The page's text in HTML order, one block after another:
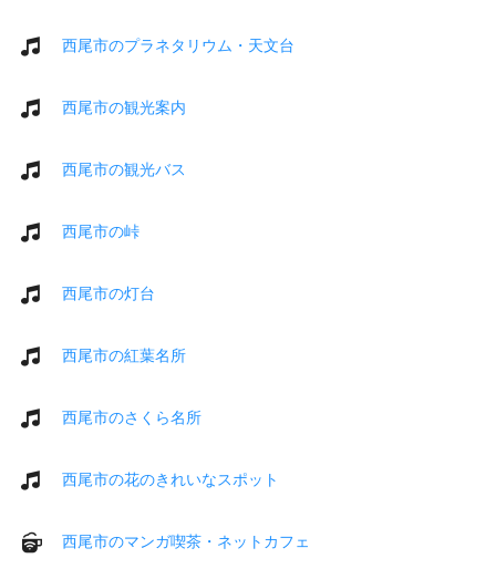
西尾市のプラネタリウム・天文台
西尾市の観光案内
西尾市の観光バス
西尾市の峠
西尾市の灯台
西尾市の紅葉名所
西尾市のさくら名所
西尾市の花のきれいなスポット
西尾市のマンガ喫茶・ネットカフェ